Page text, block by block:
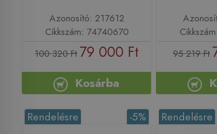
Azonosító: 217612
Cikkszám: 74740670
100 320 Ft 79 000 Ft
Kosárba
95 219 Ft
-5%
Rendelésre Rendelésre